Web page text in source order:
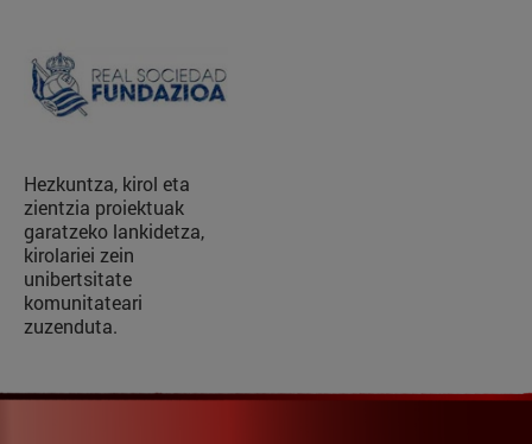
Hezkuntza, kirol eta
zientzia proiektuak
garatzeko lankidetza,
kirolariei zein
unibertsitate
komunitateari
zuzenduta.